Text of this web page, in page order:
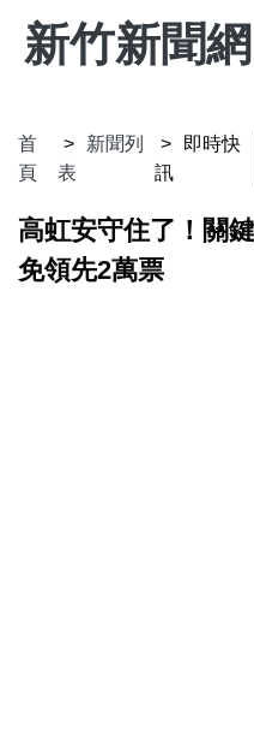
新竹新聞網
首
頁
新聞列
表
即時快
訊
高虹安守住了！關
免領先2萬票